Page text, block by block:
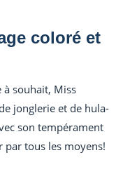
coloré et
à souhait, Miss
jonglerie et de hula-
son tempérament
tous les moyens!